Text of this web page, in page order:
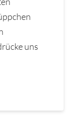
uns